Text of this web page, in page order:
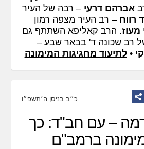
אברהם דרעי – רבה של העיר
רווח – רב העיר מצפה רמון
מעוז. הרב קאליפא השתתף גם
רב שכונה ד' בבאר שבע –
•לתיעוד מחגיגות המימונה
כ״ב בניסן ה׳תשפ״ו
– עם חב"ד: כך
ברמב"ם